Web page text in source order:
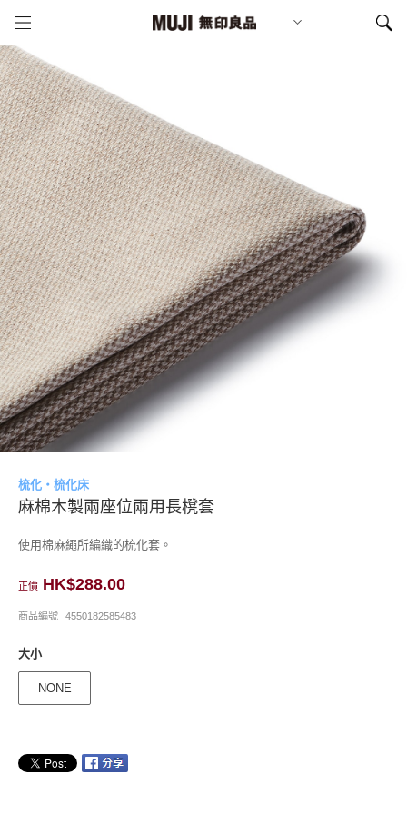
梳化・梳化床
麻棉木製兩座位兩用長櫈套
使用棉麻繩所編織的梳化套。
正價 HK$288.00
商品編號 4550182585483
大小
NONE